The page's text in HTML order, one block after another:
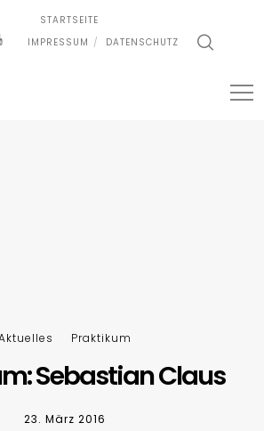
STARTSEITE
IMPRESSUM
DATENSCHUTZ
Praktikum
Sebastian Claus
23. März 2016